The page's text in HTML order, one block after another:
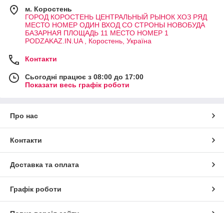
м. Коростень
ГОРОД КОРОСТЕНЬ ЦЕНТРАЛЬНЫЙ РЫНОК ХОЗ РЯД
МЕСТО НОМЕР ОДИН ВХОД СО СТРОНЫ НОВОБУДА
БАЗАРНАЯ ПЛОЩАДЬ 11 МЕСТО НОМЕР 1
PODZAKAZ.IN.UA , Коростень, Україна
Контакти
Сьогодні працює з 08:00 до 17:00
Показати весь графік роботи
Про нас
Контакти
Доставка та оплата
Графік роботи